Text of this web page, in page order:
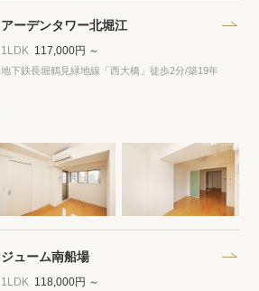
アーデンタワー北堀江
1LDK 117,000円 ～
地下鉄長堀鶴見緑地線「西大橋」徒歩2分/築19年
ジューム南船場
1LDK 118,000円 ～